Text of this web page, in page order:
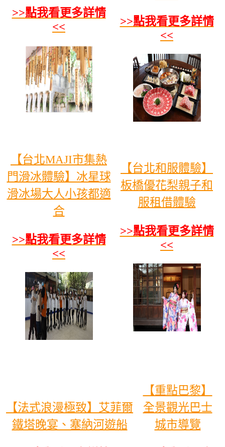
>>點我看更多詳情
<<
>>點我看更多詳情
<<
【台北MAJI市集熱
門滑冰體驗】冰星球
滑冰場大人小孩都適
合
>>點我看更多詳情
<<
【台北和服體驗】
板橋優花梨親子和
服租借體驗
>>點我看更多詳情
<<
【法式浪漫極致】艾菲爾
鐵塔晚宴、塞納河遊船
【重點巴黎】
全景觀光巴士
城市導覽